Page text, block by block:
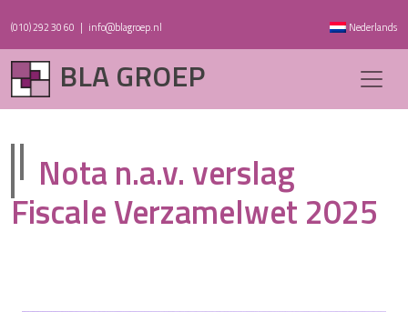
(010) 292 30 60 | info@blagroep.nl Nederlands
BLA GROEP
Nota n.a.v. verslag
Fiscale Verzamelwet 2025